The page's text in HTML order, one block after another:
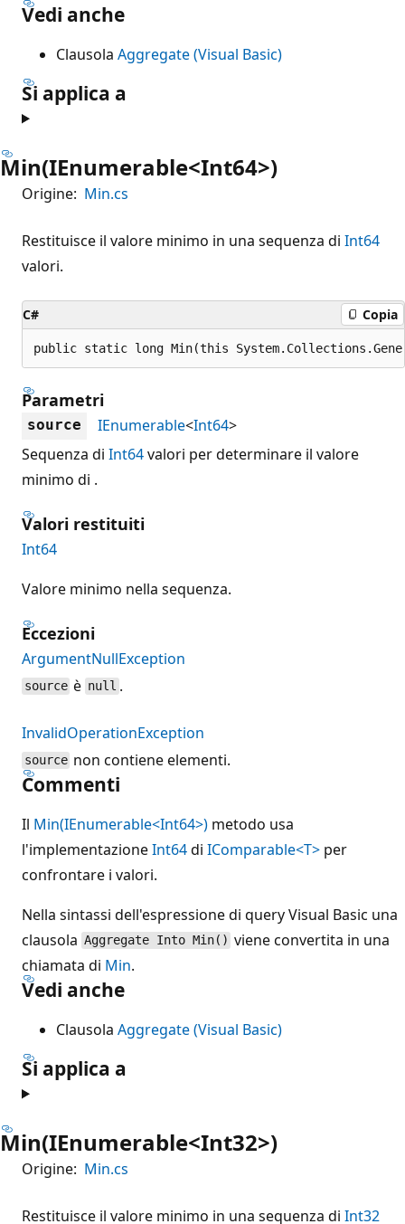
Vedi anche
Clausola Aggregate (Visual Basic)
Si applica a
Min(IEnumerable<Int64>)
Origine: Min.cs
Restituisce il valore minimo in una sequenza di Int64
valori.
C# Copia
public static long Min(this
Parametri
source IEnumerable<Int64>
Sequenza di Int64valori per determinare il valore
minimo di .
Valori restituiti
Int64
Valore minimo nella sequenza.
Eccezioni
ArgumentNullException
source è null .
InvalidOperationException
source non contiene elementi.
Commenti
Il Min(IEnumerable<Int64>) metodo usa
l'implementazioneInt64di IComparable<T> per
confrontare i valori.
Nella sintassi dell'espressione di query Visual Basic una
clausola Aggregate Into Min() viene convertita in una
chiamata di Min.
Vedi anche
Clausola Aggregate (Visual Basic)
Si applica a
Min(IEnumerable<Int32>)
Origine: Min.cs
Restituisce il valore minimo in una sequenza di Int32